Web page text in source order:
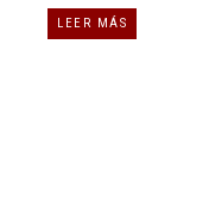
LEER MÁS